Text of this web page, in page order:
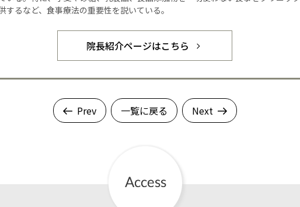
するなど、食事療法の重要性を説いている。
院長紹介ページはこちら
Prev 一覧に戻る Next